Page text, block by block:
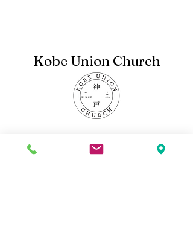
Kobe Union Church
Follow us: